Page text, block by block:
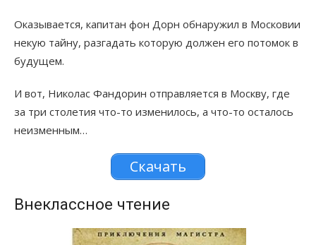
Оказывается, капитан фон Дорн обнаружил в Московии
некую тайну, разгадать которую должен его потомок в
будущем.
И вот, Николас Фандорин отправляется в Москву, где
за три столетия что-то изменилось, а что-то осталось
неизменным…
Скачать
Внеклассное чтение